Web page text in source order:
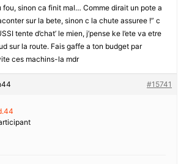
fou, sinon ca finit mal… Comme dirait un pote a
sur la bete, sinon c la chute assuree !” c
tente d’chat’ le mien, j’pense ke l’ete va etre
sur la route. Fais gaffe a ton budget par
ces machins-la mdr
#15741